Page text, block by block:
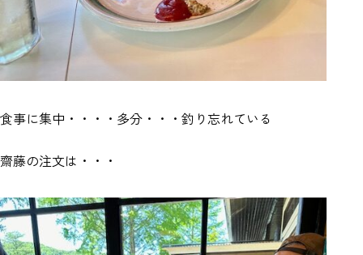
食事に集中・・・・多分・・・釣り忘れている
齋藤の注文は・・・